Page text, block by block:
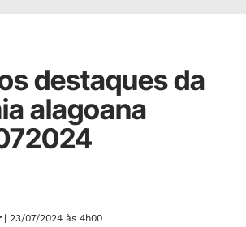
destaques da
alagoana
| 23/07/2024 às 4h00